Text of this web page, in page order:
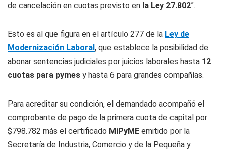
de cancelación en cuotas previsto en la Ley 27.802”.
Esto es al que figura en el artículo 277 de la Ley de
Modernización Laboral, que establece la posibilidad de
abonar sentencias judiciales por juicios laborales hasta 12
cuotas para pymes y hasta 6 para grandes compañías.
Para acreditar su condición, el demandado acompañó el
comprobante de pago de la primera cuota de capital por
$798.782 más el certificado MiPyME emitido por la
Secretaría de Industria, Comercio y de la Pequeña y